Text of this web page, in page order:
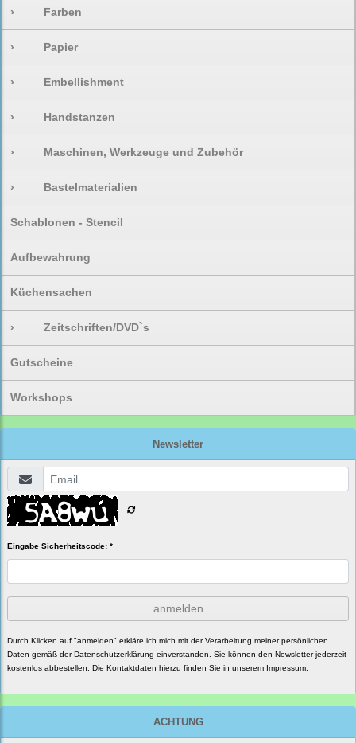
› Farben
› Papier
› Embellishment
› Handstanzen
› Maschinen, Werkzeuge und Zubehör
› Bastelmaterialien
Schablonen - Stencil
Aufbewahrung
Küchensachen
› Zeitschriften/DVD`s
Gutscheine
Workshops
Newsletter
Eingabe Sicherheitscode: *
anmelden
Durch Klicken auf "anmelden" erkläre ich mich mit der Verarbeitung meiner persönlichen
Daten gemäß der Datenschutzerklärung einverstanden. Sie können den Newsletter jederzeit
kostenlos abbestellen. Die Kontaktdaten hierzu finden Sie in unserem Impressum.
ACHTUNG